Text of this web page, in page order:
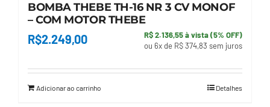
BOMBA THEBE TH-16 NR 3 CV MONOF
– COM MOTOR THEBE
R$2.249,00
R$ 2.136,55 à vista (5% OFF)
ou 6x de R$ 374,83 sem juros
Adicionar ao carrinho Detalhes